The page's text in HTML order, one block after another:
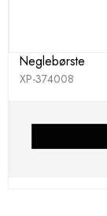
Neglebørste
XP-374008